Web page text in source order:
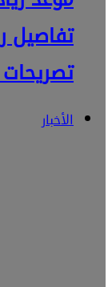
تفاصيل
تصريحات
الأخبار